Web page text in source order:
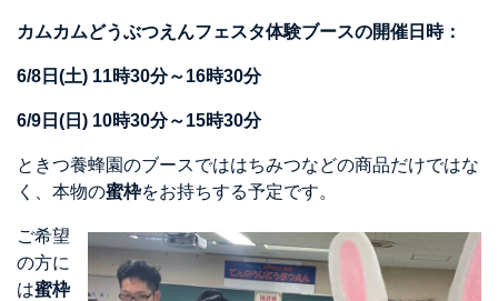
カムカムどうぶつえんフェスタ体験ブースの開催日時：
6/8日(土) 11時30分～16時30分
6/9日(日) 10時30分～15時30分
ときつ養蜂園のブースでははちみつなどの商品だけではな
く、本物の蜜枠をお持ちする予定です。
ご希望
の方に
は蜜枠